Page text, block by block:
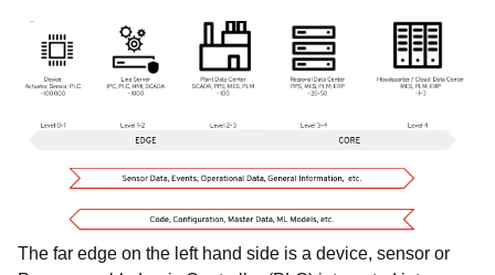
The far edge on the left hand side is a device, sensor or